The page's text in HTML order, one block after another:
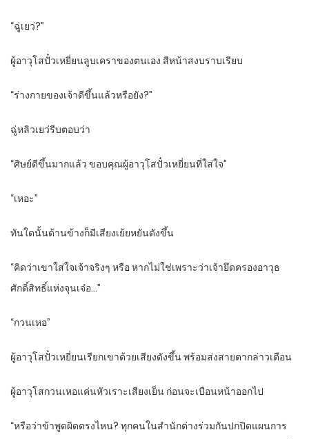
“ฉู่เยว่?”
ผู้อาวุโสปั๋วเหยี่ยนลูบเคราของตนเอง สีหน้าสงบราบเรียบ
“ร่างกายของเจ้าดีขึ้นแล้วหรือยัง?”
ฉู่หลิวเยว่รีบตอบว่า
“ศิษย์ดีขึ้นมากแล้ว ขอบคุณผู้อาวุโสปั๋วเหยี่ยนที่ใส่ใจ”
“เหอะ”
ทันใดนั้นด้านข้างก็มีเสียงเย้ยหยันดังขึ้น
“คิดว่าเขาใส่ใจเจ้าจริงๆ หรือ หากไม่ใช่เพราะว่าเจ้ายึดครองอาวุธ
ศักดิ์สิทธิ์แห่งจุนเจ๋อ…”
“กวนเหอ”
ผู้อาวุโสปั๋วเหยี่ยนเรียกเขาด้วยเสียงดังขึ้น พร้อมส่งสายตากล่าวเตือน
ผู้อาวุโสกวนเหอแค่นหัวเราะเสียงเย็น ก่อนจะเบือนหน้าออกไป
“หรือว่าข้าพูดผิดตรงไหน? ทุกคนในสำนักต่างร่วมกันปกปิดแผนการ